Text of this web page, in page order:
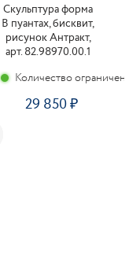
Скульптура форма
В пуантах, бисквит,
рисунок Антракт,
арт. 82.98970.00.1
Количество ограничено
29 850